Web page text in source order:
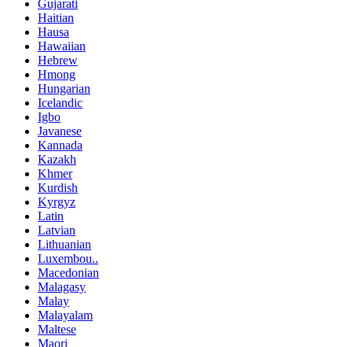
Gujarati
Haitian
Hausa
Hawaiian
Hebrew
Hmong
Hungarian
Icelandic
Igbo
Javanese
Kannada
Kazakh
Khmer
Kurdish
Kyrgyz
Latin
Latvian
Lithuanian
Luxembou..
Macedonian
Malagasy
Malay
Malayalam
Maltese
Maori